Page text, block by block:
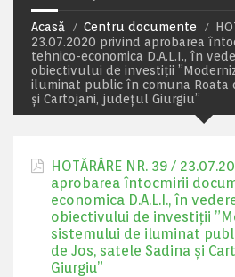
Acasă Centru documente
23.07.2020 privind aprobarea
tehnico-economica D.A.L.I., în
obiectivului de investiţii
iluminat public în comuna Roata
și Cartojani, județul Giurgiu”
HOTĂRÂRE NR. 39 /
aprobarea întocmirii
economica D.A.L.I., în
obiectivului de investiţii
sistemului de iluminat
de Jos, satele Sadina și
Giurgiu”